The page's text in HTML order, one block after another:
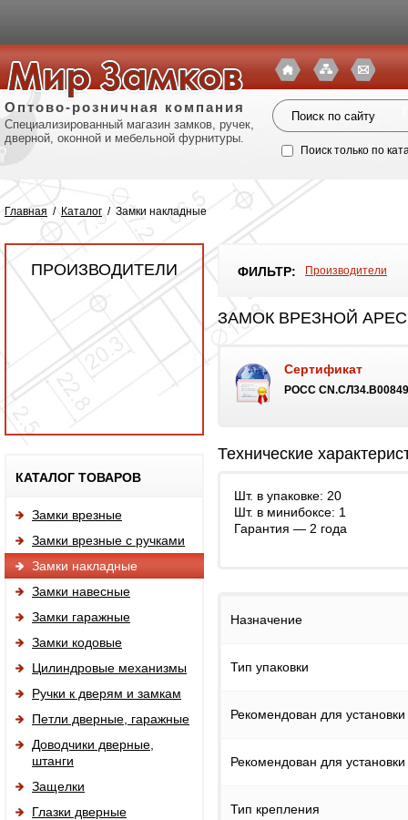
Оптово-розничная компания
Специализированный магазин замков, ручек,
дверной, оконной и мебельной фурнитуры.
Поиск только по
Главная / Каталог / Замки накладные
ПРОИЗВОДИТЕЛИ
КАТАЛОГ ТОВАРОВ
Замки врезные
Замки врезные с ручками
Замки накладные
Замки навесные
Замки гаражные
Замки кодовые
Цилиндровые механизмы
Ручки к дверям и замкам
Петли дверные, гаражные
Доводчики дверные,
штанги
Защелки
Глазки дверные
ФИЛЬТР: Производители
ЗАМОК ВРЕЗНОЙ
Сертификат
POCC
Технические
Шт. в упаковке: 20
Шт. в минибоксе: 1
Гарантия — 2 года
Назначение
Тип упаковки
Рекомендован для
Рекомендован для
Тип крепления